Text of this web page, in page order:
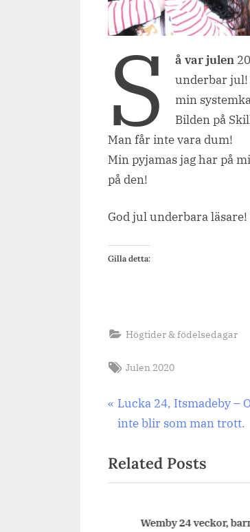
S å var julen
underbar jul!
min
Bilden på
Man får inte vara dum!
Min pyjamas jag har på
på den!
God jul underbara
Gilla detta:
Högtider & födelsedagar
Tags:
Julen 2020
Previous
Post:
Lucka 24, Itsmadeby –
inte blir som man trott.
Related Posts
Wemby 24 veckor,